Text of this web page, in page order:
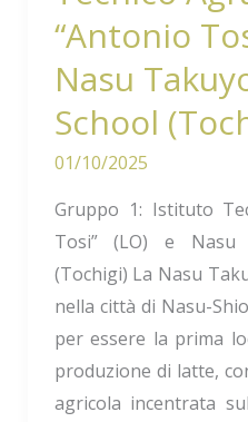
“Antonio
Nasu
School
01/10/2025
Gruppo 1: Istituto
Tosi” (LO) e Nasu
(Tochigi) La Nasu
nella città di Nasu-
per essere la prima
produzione di latte,
agricola incentrata
High
School
(Tochigi)